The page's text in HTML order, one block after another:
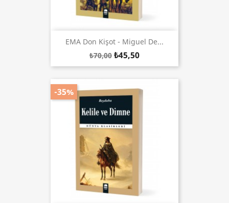
EMA Don Kişot - Miguel De...
₺70,00 ₺45,50
-35%